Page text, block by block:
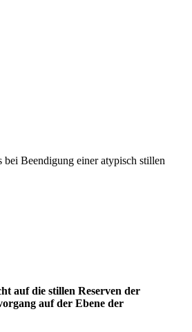
bei Beendigung einer atypisch stillen
auf die stillen Reserven der
auf der Ebene der